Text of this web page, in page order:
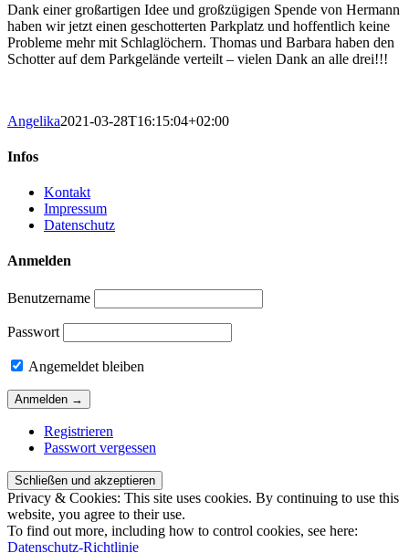
Dank einer großartigen Idee und großzügigen Spende von Hermann
haben wir jetzt einen geschotterten Parkplatz und hoffentlich keine
Probleme mehr mit Schlaglöchern. Thomas und Barbara haben den
Schotter auf dem Parkgelände verteilt – vielen Dank an alle drei!!!
Angelika2021-03-28T16:15:04+02:00
Infos
Kontakt
Impressum
Datenschutz
Anmelden
Benutzername
Passwort
Angemeldet bleiben
Registrieren
Passwort vergessen
Privacy & Cookies: This site uses cookies. By continuing to use this
website, you agree to their use.
To find out more, including how to control cookies, see here:
Datenschutz-Richtlinie